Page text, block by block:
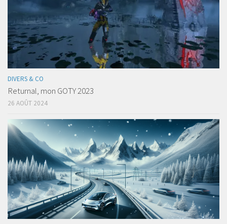
DIVERS & CO
Returnal, mon GOTY 2023
26 AOÛT 2024